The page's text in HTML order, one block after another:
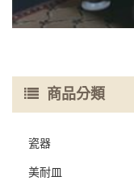
商品分類
瓷器
美耐皿